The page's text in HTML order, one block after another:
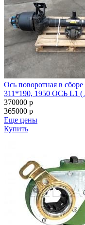
Ось поворотная в
311*190, 1950 ОСЬ L1 (
370000 p
365000 p
Еще цены
Купить